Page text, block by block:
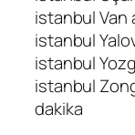
istanbul Van
istanbul
istanbul
istanbul
dakika